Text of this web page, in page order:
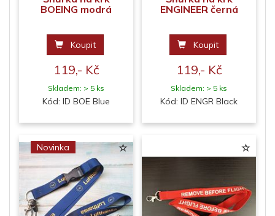
BOEING modrá
Koupit
119,- Kč
Skladem: > 5 ks
Kód: ID BOE Blue
ENGINEER černá
Koupit
119,- Kč
Skladem: > 5 ks
Kód: ID ENGR Black
Novinka